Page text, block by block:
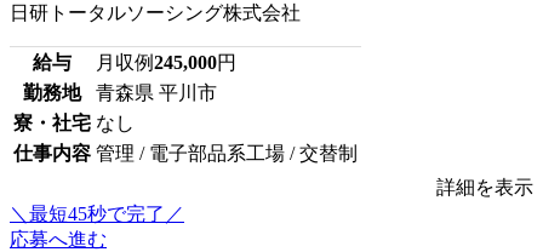
日研トータルソーシング株式会社
給与 月収例245,000円
勤務地
青森県 平川市
寮・社宅 なし
仕事内容 管理 / 電子部品系工場 / 交替制
詳細を表示
＼最短45秒で完了／
応募へ進む